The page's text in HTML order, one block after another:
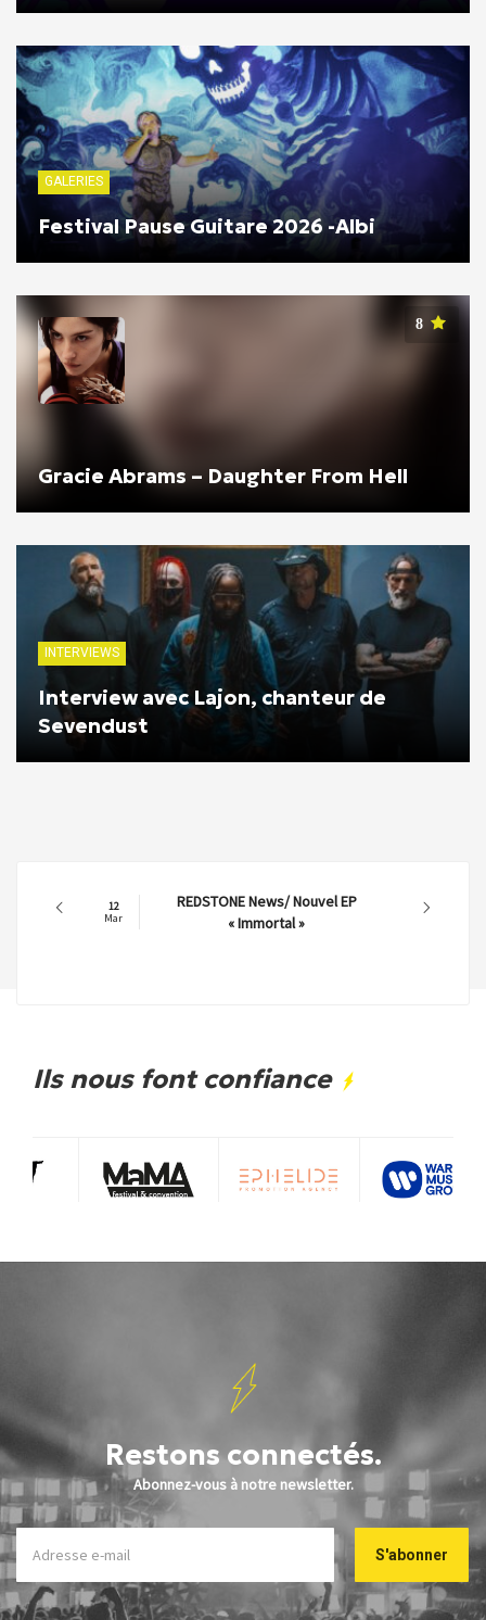
GALERIES
Festival Pause Guitare 2026 -Albi
8
Gracie Abrams – Daughter From Hell
INTERVIEWS
Interview avec Lajon, chanteur de
Sevendust
12
Mar
REDSTONE News/ Nouvel EP
« Immortal »
Ils nous font confiance
Restons connectés.
Abonnez-vous à notre newsletter.